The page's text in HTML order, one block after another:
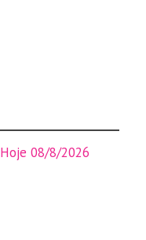
Hoje 08/8/2026